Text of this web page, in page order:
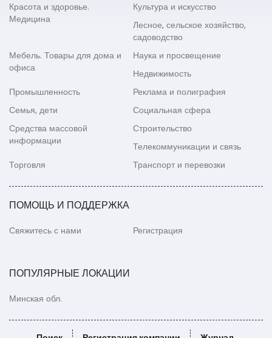
Красота и здоровье.
Медицина
Культура и искусство
Лесное, сельское хозяйство,
садоводство
Мебель. Товары для дома и
офиса
Наука и просвещение
Недвижимость
Промышленность
Реклама и полиграфия
Семья, дети
Социальная сфера
Средства массовой
информации
Строительство
Телекоммуникации и связь
Торговля
Транспорт и перевозки
ПОМОЩЬ И ПОДДЕРЖКА
Свяжитесь с нами Регистрация
ПОПУЛЯРНЫЕ ЛОКАЦИИ
Минская обл.